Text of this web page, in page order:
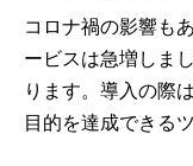
コロナ禍の影響も
ービスは急増しま
ります。導入の際
目的を達成できる